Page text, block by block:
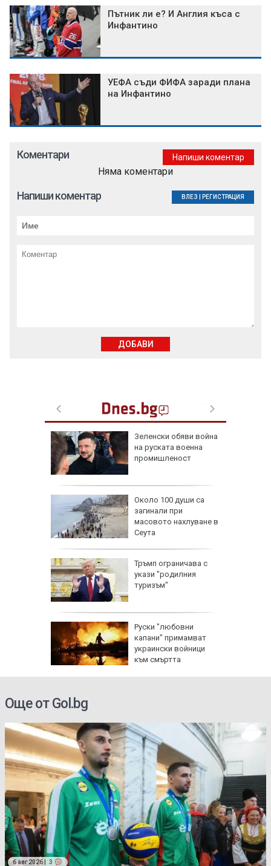
Пътник ли е? И Англия къса с
Инфантино
УЕФА съди ФИФА заради плана
на Инфантино
Зеленски обяви война
на руската военна
промишленост
Около 100 души са
загинали при
масовото нахлуване в
Сеута
Тръмп ограничава с
укази "родилния
туризъм"
Руски "любовни
капани" примамват
украински войници
към смъртта
Коментари Напиши коментар
Няма коментари
Напиши коментар ВЛЕЗ РЕГИСТРАЦИЯ
ДОБАВИ
Още от Gol.bg
6 авг 2026 | 3